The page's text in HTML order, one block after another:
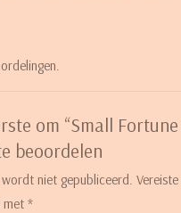
om “Small
beoordelen
niet gepubliceerd.
met*